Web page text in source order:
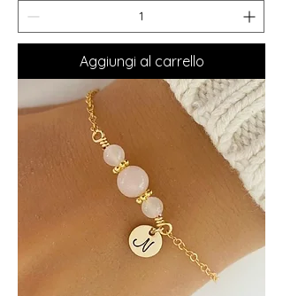
Aggiungi al carrello